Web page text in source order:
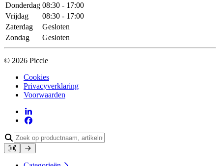
Donderdag 08:30 - 17:00
Vrijdag
08:30 - 17:00
Zaterdag
Gesloten
Zondag
Gesloten
© 2026 Piccle
Cookies
Privacyverklaring
Voorwaarden